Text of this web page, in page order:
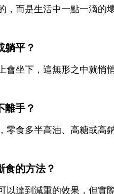
，而是生活中一點一滴的
躺平？
會坐下，這無形之中就悄
離手？
零食多半高油、高糖或高
食的方法？
以達到減重的效果，但實